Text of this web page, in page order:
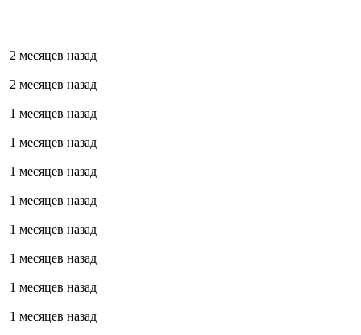
2 месяцев назад
2 месяцев назад
1 месяцев назад
1 месяцев назад
1 месяцев назад
1 месяцев назад
1 месяцев назад
1 месяцев назад
1 месяцев назад
1 месяцев назад